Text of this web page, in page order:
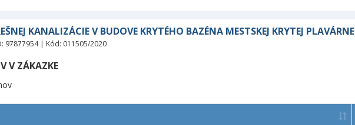
KANALIZÁCIE V BUDOVE KRYTÉHO BAZÉNA MESTSKEJ KRYTEJ PLAVÁRNE
97877954 | Kód: 011505/2020
V ZÁKAZKE